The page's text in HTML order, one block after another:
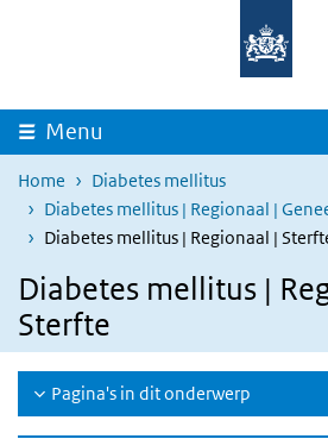
Overslaan en naar de inhoud gaan
Menu
Home
Diabetes mellitus
Diabetes mellitus | Regionaal |
Diabetes mellitus | Regionaal |
Diabetes mellitus |
Sterfte
Pagina's in dit onderwerp